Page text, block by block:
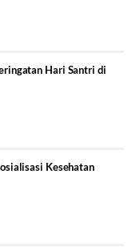
Hari Santri di
Kesehatan